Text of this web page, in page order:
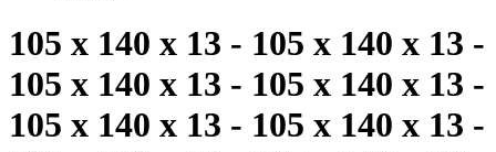
105 x 140 x 13 - 105 x 140 x 13 -
105 x 140 x 13 - 105 x 140 x 13 -
105 x 140 x 13 - 105 x 140 x 13 -